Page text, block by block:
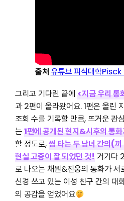
출처 유튜브 피식대학
그리고 기다린 끝에 <지금 우리 통
과 2편이 올라왔어요. 1편은 올린
조회 수를 기록할 만큼, 뜨거운 관
는1편에 공개된 현지&시후의 통
할 정도로,썸 타는 두 남녀 간의(
현실 고증이 잘 되었던 것!거기다
로 나오는 채원&진웅의 통화가 서
신경 쓰고 있는 이성 친구 간의 대
의 공감을 얻었어요